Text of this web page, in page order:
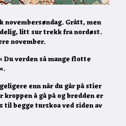
novembersøndag. Grått, men
litt sur trekk fra nordøst.
november.
Du verden så mange flotte
enn når du går på stier
å gå på og bredden er
til begge turskoa ved siden av